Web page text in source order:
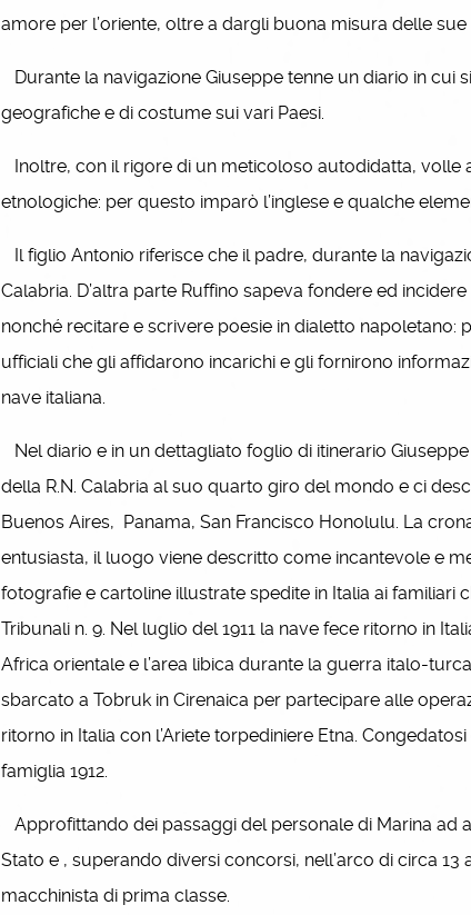
amore per l’oriente, oltre a dargli buona misura delle
Durante la navigazione Giuseppe tenne un diario in
geografiche e di costume sui vari Paesi.
Inoltre, con il rigore di un meticoloso autodidatta, volle
etnologiche: per questo imparò l’inglese e qualche
Il figlio Antonio riferisce che il padre, durante la
Calabria. D’altra parte Ruffino sapeva fondere ed
nonché recitare e scrivere poesie in dialetto
ufficiali che gli affidarono incarichi e gli fornirono
nave italiana.
Nel diario e in un dettagliato foglio di itinerario
della R.N. Calabria al suo quarto giro del mondo e ci
Buenos Aires, Panama, San Francisco Honolulu. La
entusiasta, il luogo viene descritto come incantevole e
fotografie e cartoline illustrate spedite in Italia ai familiari
Tribunali n. 9. Nel luglio del 1911 la nave fece ritorno in
Africa orientale e l’area libica durante la guerra italo-
sbarcato a Tobruk in Cirenaica per partecipare alle
ritorno in Italia con l’Ariete torpediniere Etna.
famiglia 1912.
Approfittando dei passaggi del personale di Marina
Stato e , superando diversi concorsi, nell’arco di circa
macchinista di prima classe.